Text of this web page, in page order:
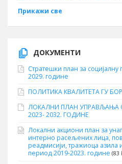
Прикажи све
ДОКУМЕНТИ
Стратешки план за
2029. године
ПОЛИТИКА КВАЛИТЕТА ГУ БОР
ЛОКАЛНИ ПЛАН УПРАВЉАЊА
2023- 2032. ГОДИНЕ
Локални акциони план за
интерно расељених лица,
реадмисији, тражиоца азила
период 2019-2023. године (83